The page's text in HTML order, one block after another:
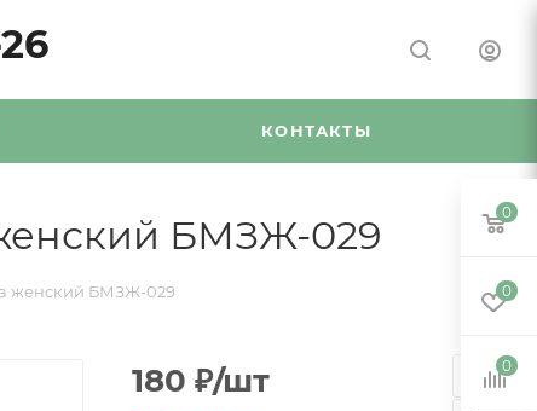
КОНТАКТЫ
БМЗЖ-029
женский БМЗЖ-029
180 ₽/шт
0
0
0